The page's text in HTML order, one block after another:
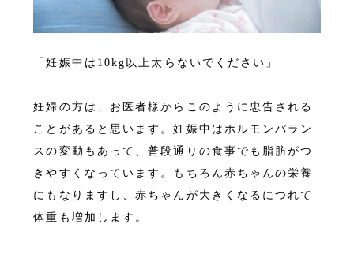
「妊娠中は10kg以上太らないでください」
妊婦の方は、お医者様からこのように忠告される
ことがあると思います。妊娠中はホルモンバラン
スの変動もあって、普段通りの食事でも脂肪がつ
きやすくなっています。もちろん赤ちゃんの栄養
にもなりますし、赤ちゃんが大きくなるにつれて
体重も増加します。